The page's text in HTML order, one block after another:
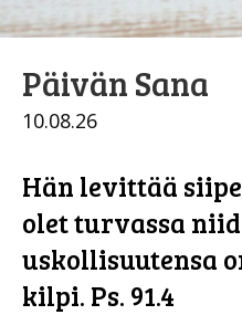
Päivän Sana
10.08.26
Hän levittää
olet turvassa
uskollisuutensa
kilpi. Ps. 91.4